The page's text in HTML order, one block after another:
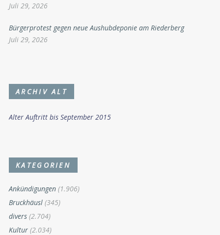
Juli 29, 2026
Bürgerprotest gegen neue Aushubdeponie am Riederberg
Juli 29, 2026
ARCHIV ALT
Alter Auftritt bis September 2015
KATEGORIEN
Ankündigungen (1.906)
Bruckhäusl (345)
divers (2.704)
Kultur (2.034)